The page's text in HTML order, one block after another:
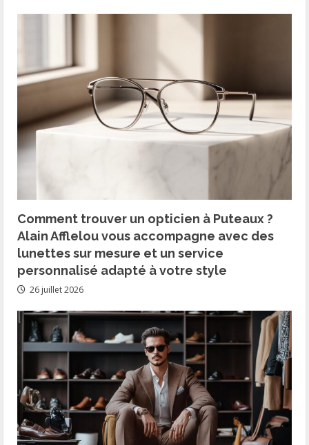
Comment trouver un opticien à Puteaux ?
Alain Afflelou vous accompagne avec des
lunettes sur mesure et un service
personnalisé adapté à votre style
26 juillet 2026